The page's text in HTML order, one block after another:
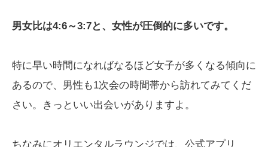
男女比は4:6～3:7と、女性が圧倒的に多いです。
特に早い時間になればなるほど女子が多くなる傾向に
あるので、男性も1次会の時間帯から訪れてみてくだ
さい。きっといい出会いがありますよ。
ちなみにオリエンタルラウンジでは、公式アプリ